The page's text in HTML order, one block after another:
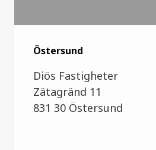
Östersund
Diös Fastigheter
Zätagränd 11
831 30Östersund